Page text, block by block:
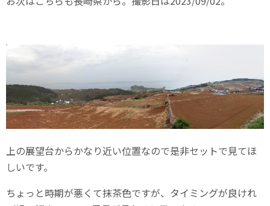
上の展望台からかなり近い位置なので是非セットで見てほ
しいです。
ちょっと時期が悪くて抹茶色ですが、タイミングが良けれ